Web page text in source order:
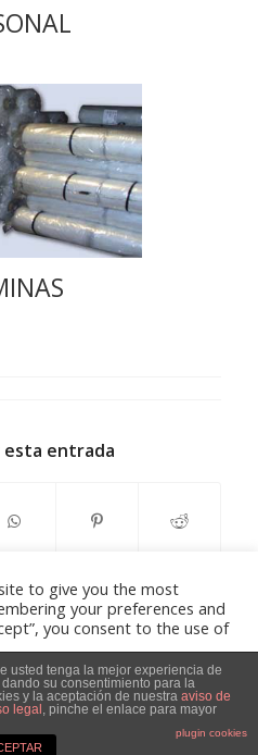
esta entrada
y Política de Cookies-powered by
usted tenga la mejor experiencia de
su consentimiento para la
y la aceptación de nuestra aviso de
legal , pinche el enlace para mayor
plugin cookies
to give you the most
your preferences and
you consent to the use of
.